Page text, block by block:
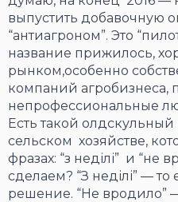
выпустить добавочную
“антиагроном”. Это
название прижилось,
рынком,особенно
компаний агробизнеса,
непрофессиональные
Есть такой
сельском хозяйстве,
фразах: “з неділі” и “не
сделаем? “З неділі” — то
решение. “Не вродило”